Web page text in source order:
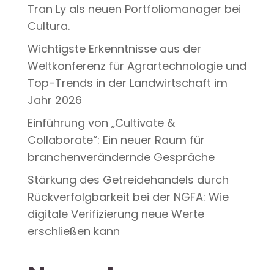
Tran Ly als neuen Portfoliomanager bei
Cultura.
Wichtigste Erkenntnisse aus der
Weltkonferenz für Agrartechnologie und
Top-Trends in der Landwirtschaft im
Jahr 2026
Einführung von „Cultivate &
Collaborate“: Ein neuer Raum für
branchenverändernde Gespräche
Stärkung des Getreidehandels durch
Rückverfolgbarkeit bei der NGFA: Wie
digitale Verifizierung neue Werte
erschließen kann